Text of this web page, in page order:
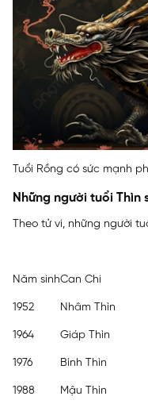
Tuổi Rồng có sức mạnh
Những người tuổi Thìn
Theo tử vi, những người
Năm sinhCan Chi
1952 Nhâm Thìn
1964 Giáp Thìn
1976 Bính Thìn
1988 Mậu Thìn